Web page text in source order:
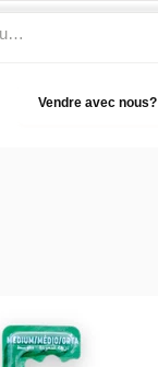
Vendre avec nous?